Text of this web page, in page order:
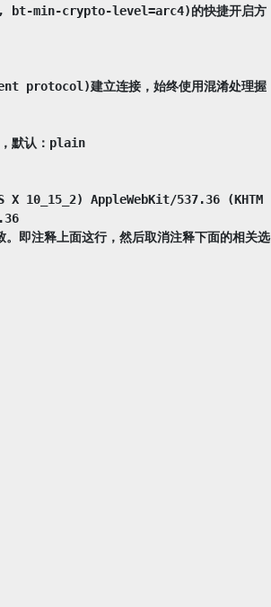
bt-min-crypto-level=arc4)的快捷开启方
protocol)建立连接，始终使用混淆处理握
，默认：plain
10_15_2) AppleWebKit/537.36 (KHTM
即注释上面这行，然后取消注释下面的相关选